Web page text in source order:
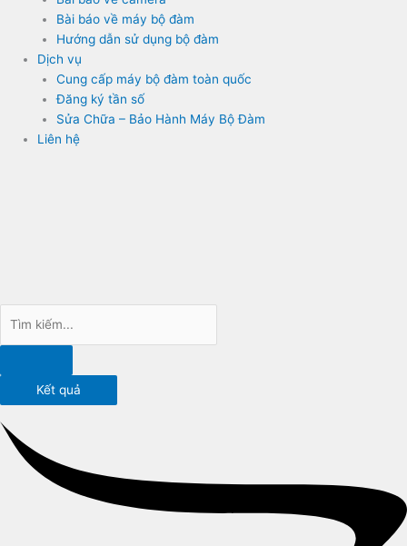
Bài báo về máy bộ đàm
Hướng dẫn sử dụng bộ đàm
Dịch vụ
Cung cấp máy bộ đàm toàn quốc
Đăng ký tần số
Sửa Chữa – Bảo Hành Máy Bộ Đàm
Liên hệ
Kết quả